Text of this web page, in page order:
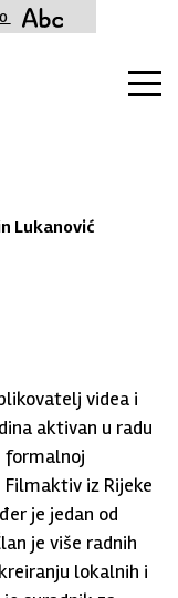
Lukanović
videa i
aktivan u radu
formalnoj
Filmaktiv iz Rijeke
je jedan od
je više radnih
lokalnih i